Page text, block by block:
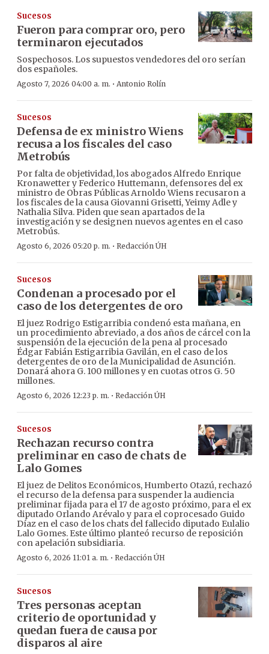
Sucesos
Fueron para comprar oro, pero
terminaron ejecutados
Sospechosos. Los supuestos vendedores del oro serían
dos españoles.
Agosto 7, 2026 04:00 a. m. · Antonio Rolín
Sucesos
Defensa de ex ministro Wiens
recusa a los fiscales del caso
Metrobús
Por falta de objetividad, los abogados Alfredo Enrique
Kronawetter y Federico Huttemann, defensores del ex
ministro de Obras Públicas Arnoldo Wiens recusaron a
los fiscales de la causa Giovanni Grisetti, Yeimy Adle y
Nathalia Silva. Piden que sean apartados de la
investigación y se designen nuevos agentes en el caso
Metrobús.
Agosto 6, 2026 05:20 p. m. · Redacción ÚH
Sucesos
Condenan a procesado por el
caso de los detergentes de oro
El juez Rodrigo Estigarribia condenó esta mañana, en
un procedimiento abreviado, a dos años de cárcel con la
suspensión de la ejecución de la pena al procesado
Édgar Fabián Estigarribia Gavilán, en el caso de los
detergentes de oro de la Municipalidad de Asunción.
Donará ahora G. 100 millones y en cuotas otros G. 50
millones.
Agosto 6, 2026 12:23 p. m. · Redacción ÚH
Sucesos
Rechazan recurso contra
preliminar en caso de chats de
Lalo Gomes
El juez de Delitos Económicos, Humberto Otazú, rechazó
el recurso de la defensa para suspender la audiencia
preliminar fijada para el 17 de agosto próximo, para el ex
diputado Orlando Arévalo y para el coprocesado Guido
Díaz en el caso de los chats del fallecido diputado Eulalio
Lalo Gomes. Este último planteó recurso de reposición
con apelación subsidiaria.
Agosto 6, 2026 11:01 a. m. · Redacción ÚH
Sucesos
Tres personas aceptan
criterio de oportunidad y
quedan fuera de causa por
disparos al aire